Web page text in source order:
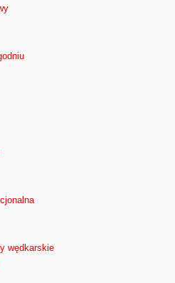
wędkarskie